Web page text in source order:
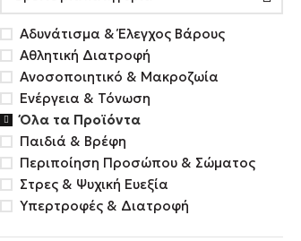
Αδυνάτισμα & Έλεγχος Βάρους
Αθλητική Διατροφή
Ανοσοποιητικό & Μακροζωία
Ενέργεια & Τόνωση
Όλα τα Προϊόντα
Παιδιά & Βρέφη
Περιποίηση Προσώπου & Σώματος
Στρες & Ψυχική Ευεξία
Υπερτροφές & Διατροφή